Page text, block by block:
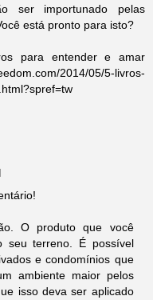
ser importunado pelas
está pronto para isto?
para entender e amar
2014/05/5-livros-
O produto que você
seu terreno. É possível
e condomínios que
ambiente maior pelos
isso deva ser aplicado